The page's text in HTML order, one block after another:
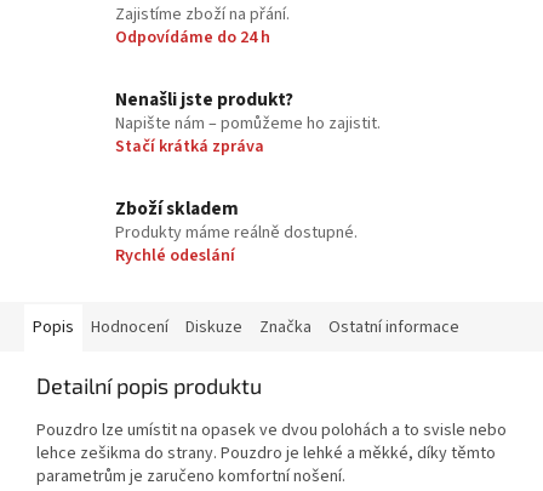
Zajistíme zboží na přání.
Odpovídáme do 24 h
Nenašli jste produkt?
Napište nám – pomůžeme ho zajistit.
Stačí krátká zpráva
Zboží skladem
Produkty máme reálně dostupné.
Rychlé odeslání
Popis Hodnocení Diskuze Značka Ostatní informace
Detailní popis produktu
Pouzdro lze umístit na opasek ve dvou polohách a to svisle nebo
lehce zešikma do strany. Pouzdro je lehké a měkké, díky těmto
parametrům je zaručeno komfortní nošení.